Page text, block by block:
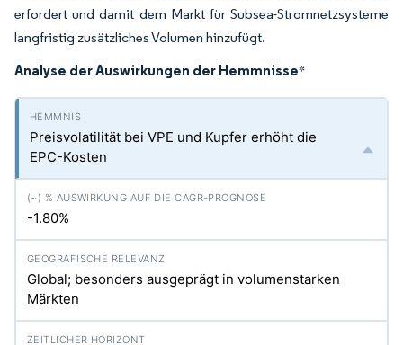
erfordert und damit dem Markt für Subsea-Stromnetzsysteme
langfristig zusätzliches Volumen hinzufügt.
Analyse der Auswirkungen der Hemmnisse*
Preisvola­tilität bei VPE und Kupfer erhöht die
EPC-Kosten
-1.80%
Global; besonders ausgeprägt in volumenstarken
Märkten